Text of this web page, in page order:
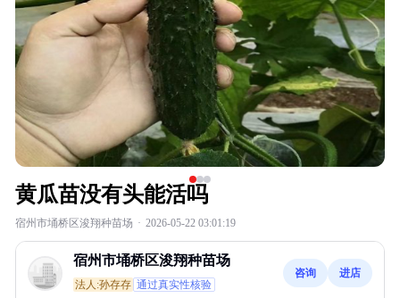
黄瓜苗没有头能活吗
宿州市埇桥区浚翔种苗场 · 2026-05-22 03:01:19
宿州市埇桥区浚翔种苗场
法人:孙存存 通过真实性核验
咨询 进店